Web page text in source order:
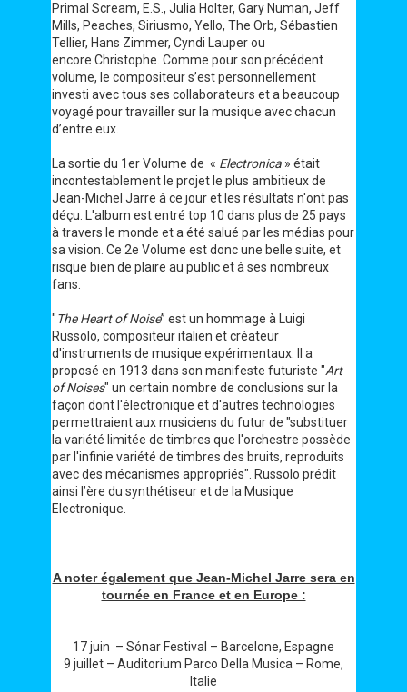
Primal Scream, E.S., Julia Holter, Gary Numan, Jeff
Mills, Peaches, Siriusmo, Yello, The Orb, Sébastien
Tellier, Hans Zimmer, Cyndi Lauper ou
encore Christophe. Comme pour son précédent
volume, le compositeur s’est personnellement
investi avec tous ses collaborateurs et a beaucoup
voyagé pour travailler sur la musique avec chacun
d’entre eux.
La sortie du 1er Volume de « Electronica » était
incontestablement le projet le plus ambitieux de
Jean-Michel Jarre à ce jour et les résultats n'ont pas
déçu. L'album est entré top 10 dans plus de 25 pays
à travers le monde et a été salué par les médias pour
sa vision. Ce 2e Volume est donc une belle suite, et
risque bien de plaire au public et à ses nombreux
fans.
"The Heart of Noise” est un hommage à Luigi
Russolo, compositeur italien et créateur
d'instruments de musique expérimentaux. Il a
proposé en 1913 dans son manifeste futuriste "Art
of Noises" un certain nombre de conclusions sur la
façon dont l'électronique et d'autres technologies
permettraient aux musiciens du futur de "substituer
la variété limitée de timbres que l'orchestre possède
par l'infinie variété de timbres des bruits, reproduits
avec des mécanismes appropriés". Russolo prédit
ainsi l’ère du synthétiseur et de la Musique
Electronique.
A noter également que Jean-Michel Jarre sera en
tournée en France et en Europe :
17 juin – Sónar Festival – Barcelone, Espagne
9 juillet – Auditorium Parco Della Musica – Rome,
Italie